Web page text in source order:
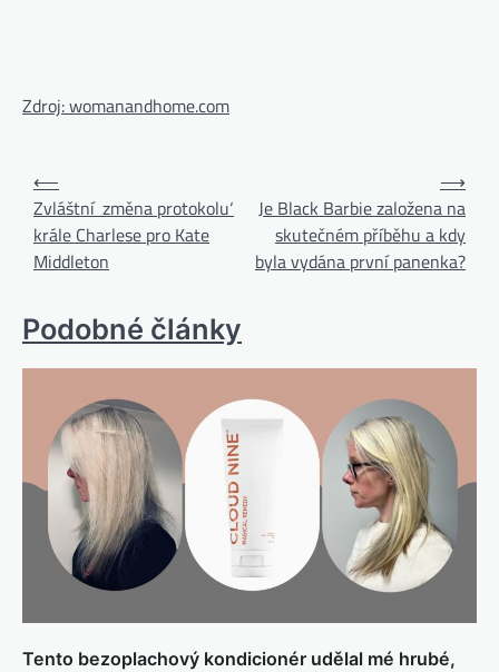
Zdroj: womanandhome.com
⟵
Zvláštní ‚změna protokolu‘
krále Charlese pro Kate
Middleton
Je Black Barbie založena na
skutečném příběhu a kdy
byla vydána první panenka?
⟶
Podobné články
Tento bezoplachový kondicionér udělal mé hrubé,